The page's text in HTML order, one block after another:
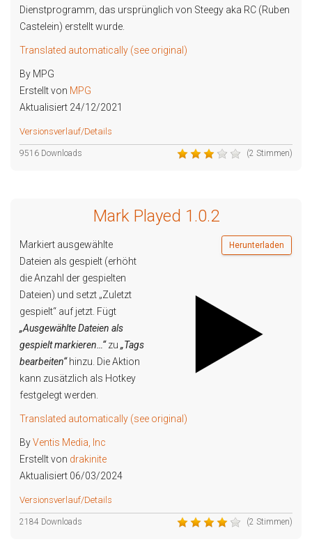
Dienstprogramm, das ursprünglich von Steegy aka RC (Ruben
Castelein) erstellt wurde.
Translated automatically (see original)
By MPG
Erstellt von MPG
Aktualisiert 24/12/2021
Versionsverlauf/Details
(2 Stimmen)
9516 Downloads
Mark Played 1.0.2
Herunterladen
Markiert ausgewählte
Dateien als gespielt (erhöht
die Anzahl der gespielten
Dateien) und setzt „Zuletzt
gespielt“ auf jetzt. Fügt
„Ausgewählte Dateien als
gespielt markieren…“zu „Tags
bearbeiten“hinzu. Die Aktion
kann zusätzlich als Hotkey
festgelegt werden.
Translated automatically (see original)
ByVentis Media, Inc
Erstellt von drakinite
Aktualisiert 06/03/2024
Versionsverlauf/Details
(2 Stimmen)
2184 Downloads